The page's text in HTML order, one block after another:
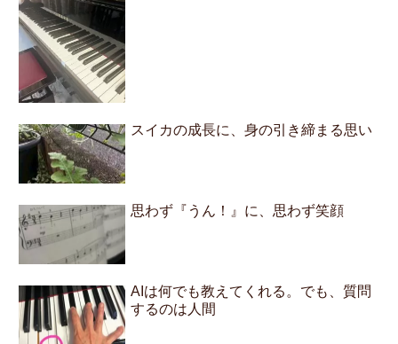
スイカの成長に、身の引き締まる思い
思わず『うん！』に、思わず笑顔
AIは何でも教えてくれる。でも、質問
するのは人間